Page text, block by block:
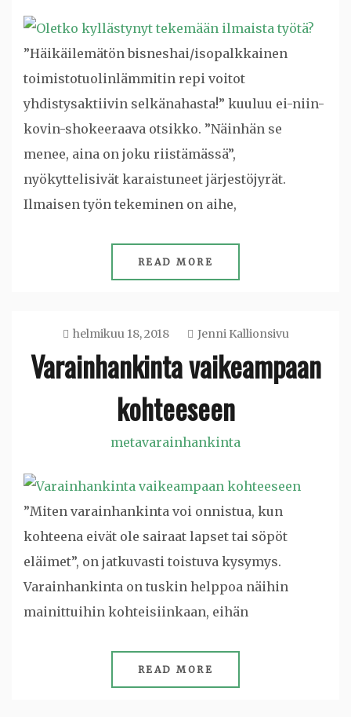
”Häikäilemätön bisneshai/isopalkkainen
toimistotuolinlämmitin repi voitot
yhdistysaktiivin selkänahasta!” kuuluu ei-niin-
kovin-shokeeraava otsikko. ”Näinhän se
menee, aina on joku riistämässä”,
nyökyttelisivät karaistuneet järjestöjyrät.
Ilmaisen työn tekeminen on aihe,
READ MORE
helmikuu 18, 2018 Jenni Kallionsivu
Varainhankinta vaikeampaan
kohteeseen
metavarainhankinta
”Miten varainhankinta voi onnistua, kun
kohteena eivät ole sairaat lapset tai söpöt
eläimet”, on jatkuvasti toistuva kysymys.
Varainhankinta on tuskin helppoa näihin
mainittuihin kohteisiinkaan, eihän
READ MORE